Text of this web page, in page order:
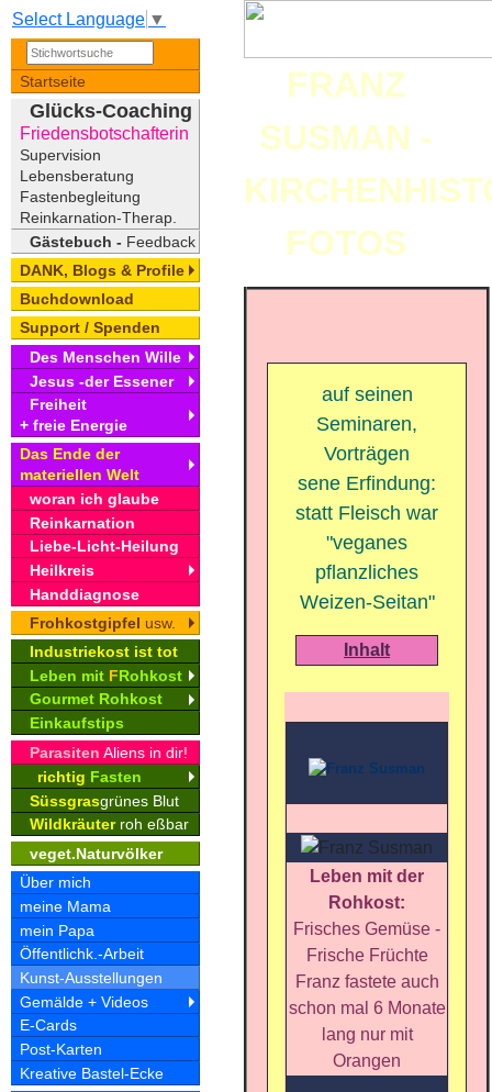
Select Language ▼
Startseite
Glücks-Coaching
Friedensbotschafterin
Supervision
Lebensberatung
Fastenbegleitung
Reinkarnation-Therap.
Gästebuch - Feedback
DANK, Blogs & Profile
Buchdownload
Support / Spenden
Des Menschen Wille
Jesus -der Essener
Freiheit
+ freie Energie
Das Ende der
materiellen Welt
woran ich glaube
Reinkarnation
Liebe-Licht-Heilung
Heilkreis
Handdiagnose
Frohkostgipfel usw.
Industriekost ist tot
Leben mit FRohkost
Gourmet Rohkost
Einkaufstips
Parasiten Aliens in dir!
richtig Fasten
Süssgrasgrünes Blut
Wildkräuterroh eßbar
veget.Naturvölker
Über mich
meine Mama
mein Papa
Öffentlichk.-Arbeit
Kunst-Ausstellungen
Gemälde + Videos
E-Cards
Post-Karten
Kreative Bastel-Ecke
FRANZ
SUSMAN -
FOTOS
auf seinen
Seminaren,
Vorträgen
sene Erfindung:
statt Fleisch war
"veganes
pflanzliches
Weizen-Seitan"
Inhalt
Leben mit der
Rohkost:
Frisches Gemüse -
Frische Früchte
Franz fastete auch
schon mal 6 Monate
lang nur mit
Orangen